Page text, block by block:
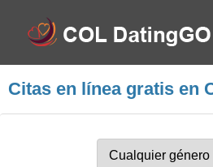
Citas en línea gratis en